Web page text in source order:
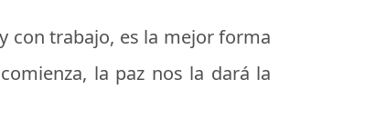
con trabajo, es la mejor forma
la paz nos la dará la